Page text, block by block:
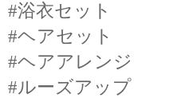
#浴衣セット
#ヘアセット
#ヘアアレンジ
#ルーズアップ